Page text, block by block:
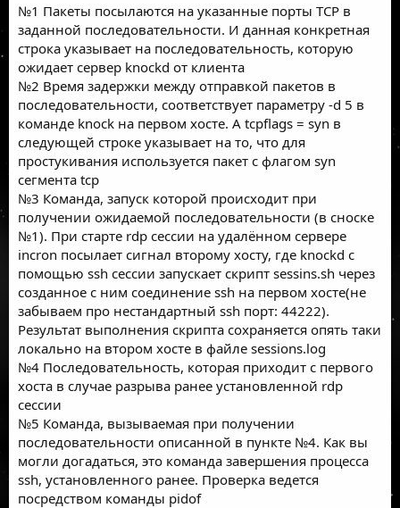
№1 Пакеты посылаются на указанные порты TCP в
заданной последовательности. И данная конкретная
строка указывает на последовательность, которую
ожидает сервер knockd от клиента
№2 Время задержки между отправкой пакетов в
последовательности, соответствует параметру -d 5 в
команде knock на первом хосте. А tcpflags = syn в
следующей строке указывает на то, что для
простукивания используется пакет с флагом syn
сегмента tcp
№3 Команда, запуск которой происходит при
получении ожидаемой последовательности (в сноске
№1). При старте rdp сессии на удалённом сервере
incron посылает сигнал второму хосту, где knockd с
помощью ssh сессии запускает скрипт sessins.sh через
созданное с ним соединение ssh на первом хосте(не
забываем про нестандартный ssh порт: 44222).
Результат выполнения скрипта сохраняется опять таки
локально на втором хосте в файле sessions.log
№4 Последовательность, которая приходит с первого
хоста в случае разрыва ранее установленной rdp
сессии
№5 Команда, вызываемая при получении
последовательности описанной в пункте №4. Как вы
могли догадаться, это команда завершения процесса
ssh, установленного ранее. Проверка ведется
посредством команды pidof